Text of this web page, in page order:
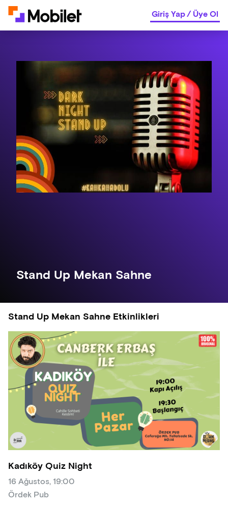
Giriş Yap/Üye Ol
Stand Up Mekan Sahne
Stand Up Mekan Sahne Etkinlikleri
Kadıköy Quiz Night
16 Ağustos, 19:00
Ördek Pub